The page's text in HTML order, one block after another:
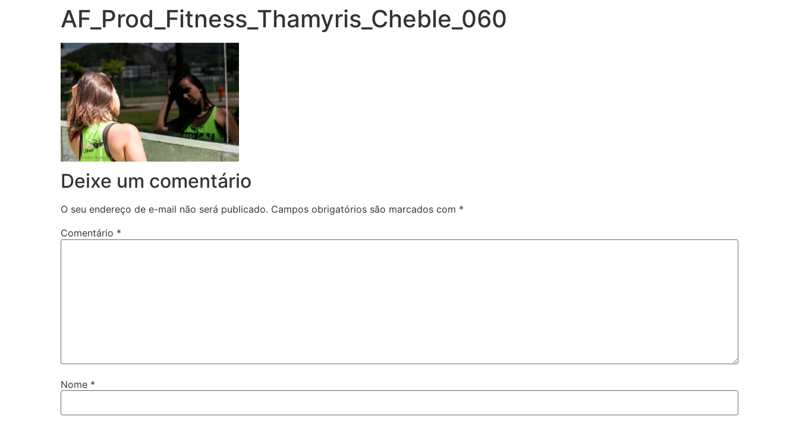
AF_Prod_Fitness_Thamyris_Cheble_060
Deixe um comentário
O seu endereço de e-mail não será publicado. Campos obrigatórios são marcados com *
Comentário *
Nome *